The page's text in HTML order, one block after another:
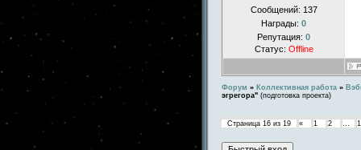
Сообщений: 137
Награды: 0
Репутация: 0
Статус: Offline
Форум » Коллективная работа »
эгрегора" (подготовка проекта)
Страница 16 из 19 « 1 2 …